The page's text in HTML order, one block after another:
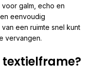
galm, echo en
eenvoudig
een ruimte snel kunt
vervangen.